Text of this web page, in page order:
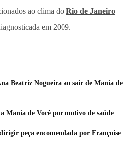
ao clima do Rio de Janeiro
em 2009.
Beatriz Nogueira ao sair de Mania de
Mania de Você por motivo de saúde
peça encomendada por Françoise